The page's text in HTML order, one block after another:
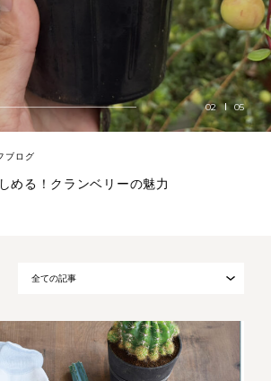
ログ
める！クランベリーの魅力
02 05